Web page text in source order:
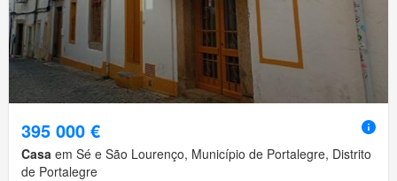
395 000 €
Casa em Sé e São Lourenço, Município de Portalegre, Distrito
de Portalegre